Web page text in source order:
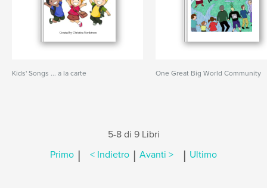
Kids' Songs ... a la carte One Great Big World Community
5-8 di 9 Libri
Primo | < Indietro | Avanti > | Ultimo